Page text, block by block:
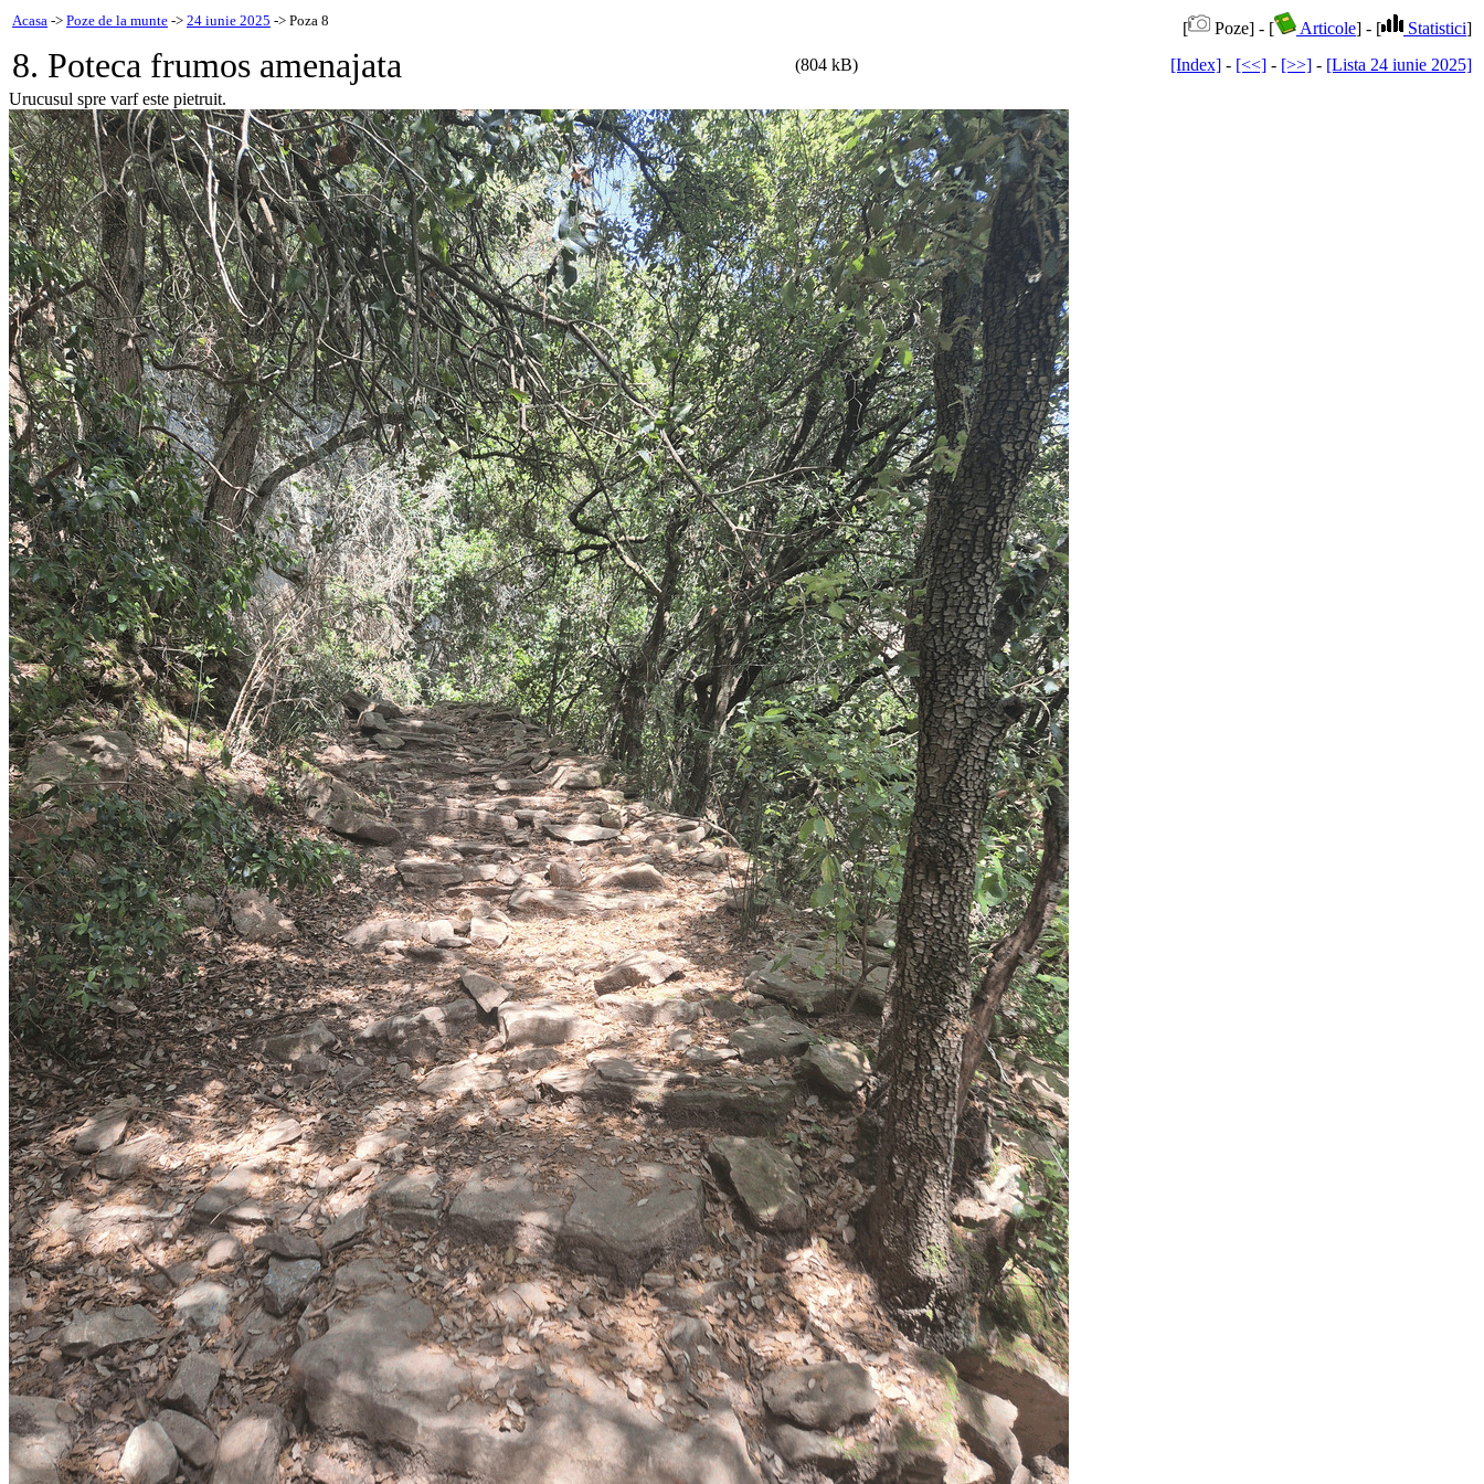
Acasa -> Poze de la munte -> 24 iunie 2025 -> Poza 8 [ Poze] - [ Articole] - [ Statistici]
8. Poteca frumos amenajata (804 kB) [Index] - [<<] - [>>] - [Lista 24 iunie 2025]
Urucusul spre varf este pietruit.